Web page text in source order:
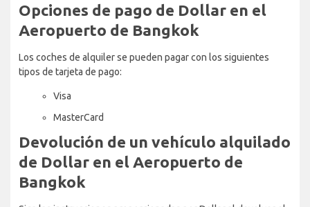
Opciones de pago de Dollar en el
Aeropuerto de Bangkok
Los coches de alquiler se pueden pagar con los siguientes
tipos de tarjeta de pago:
Visa
MasterCard
Devolución de un vehículo alquilado
de Dollar en el Aeropuerto de
Bangkok